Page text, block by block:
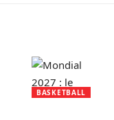
BASKETBALL